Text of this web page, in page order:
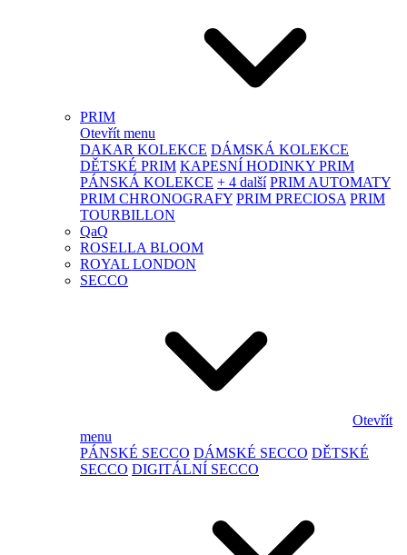
PRIM
Otevřít menu
DAKAR KOLEKCE DÁMSKÁ KOLEKCE
DĚTSKÉ PRIM KAPESNÍ HODINKY PRIM
PÁNSKÁ KOLEKCE + 4 další PRIM AUTOMATY
PRIM CHRONOGRAFY PRIM PRECIOSA PRIM
TOURBILLON
QaQ
ROSELLA BLOOM
ROYAL LONDON
SECCO
Otevřít
menu
PÁNSKÉ SECCO DÁMSKÉ SECCO DĚTSKÉ
SECCO DIGITÁLNÍ SECCO